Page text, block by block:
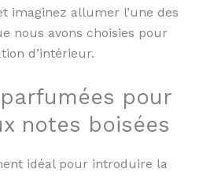
imaginez allumer l’une des
nous avons choisies pour
d’intérieur.
pour
notes boisées
idéal pour introduire la